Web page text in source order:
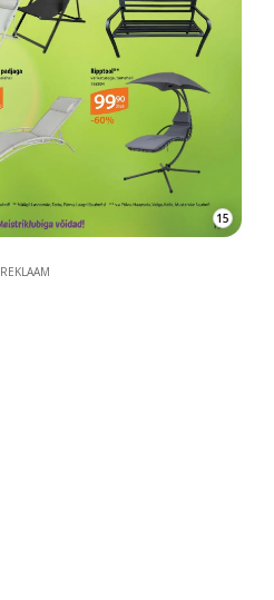
15
REKLAAM